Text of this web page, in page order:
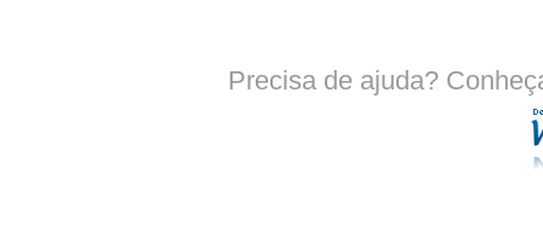
Precisa de ajuda?